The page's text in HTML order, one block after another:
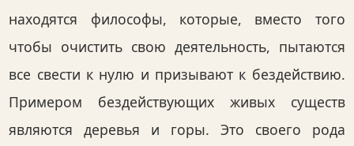
находятся философы, которые, вместо того
чтобы очистить свою деятельность, пытаются
все свести к нулю и призывают к бездействию.
Примером бездействующих живых существ
являются деревья и горы. Это своего рода